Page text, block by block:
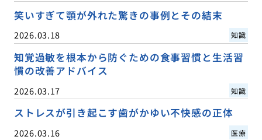
笑いすぎて顎が外れた驚きの事例とその結末
2026.03.18 知識
知覚過敏を根本から防ぐための食事習慣と生活習
慣の改善アドバイス
2026.03.17 知識
ストレスが引き起こす歯がかゆい不快感の正体
2026.03.16 医療